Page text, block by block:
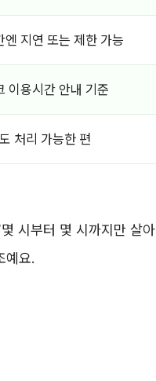
엔 지연 또는 제한 가능
이용시간 안내 기준
처리 가능한 편
시부터 몇 시까지만 살아
예요.